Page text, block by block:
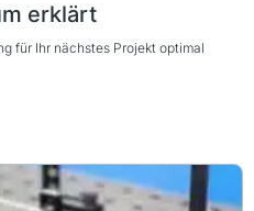
erklärt
für Ihr nächstes Projekt optimal